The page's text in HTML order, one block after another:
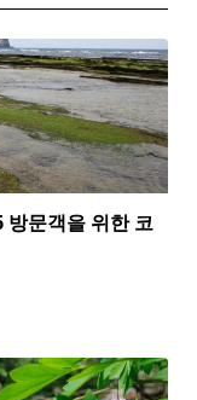
문객을 위한 코